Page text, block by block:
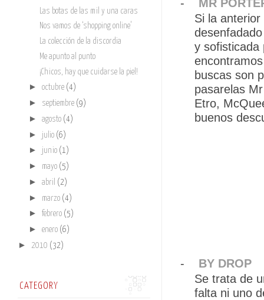
-
MR
Si la
y sofisticada
buscas son
pasarelas
Etro,
buenos
-
BY DROP
Se trata de
falta ni uno
Las botas de las mil y una caras
Nos vamos de ‘shopping online’
La colección de la discordia
Me apunto al punto
¡Chicos, hay que cuidarse la piel!
► octubre (4)
► septiembre (9)
► agosto (4)
► julio (6)
► junio (1)
► mayo (5)
► abril (2)
► marzo (4)
► febrero (5)
► enero (6)
► 2010 (32)
CATEGORY